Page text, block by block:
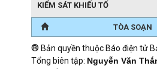
KIỂM SÁT KHIẾU TỐ
TÒA SOẠN
® Bản quyền thuộc Báo điện tử
Tổng biên tập: Nguyễn Văn